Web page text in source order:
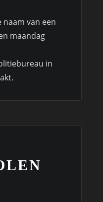
van een
maandag
in